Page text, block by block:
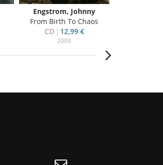
Engstrom, Johnny
From Birth To Chaos
CD
12,99 €
2009